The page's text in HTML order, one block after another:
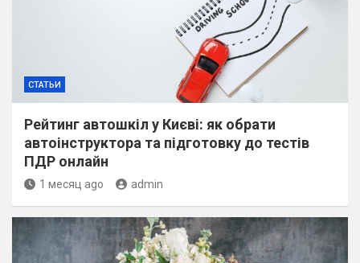
СТАТЬИ
Рейтинг автошкіл у Києві: як обрати
автоінструктора та підготовку до тестів
ПДР онлайн
1 месяц ago admin